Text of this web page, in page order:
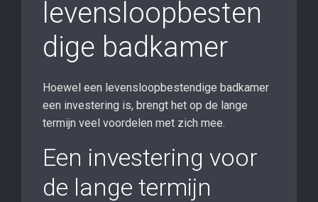
levensloopbesten
dige badkamer
Hoewel een levensloopbestendige badkamer
een investering is, brengt het op de lange
termijn veel voordelen met zich mee.
Een investering voor
de lange termijn